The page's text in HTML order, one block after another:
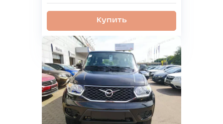
Купить